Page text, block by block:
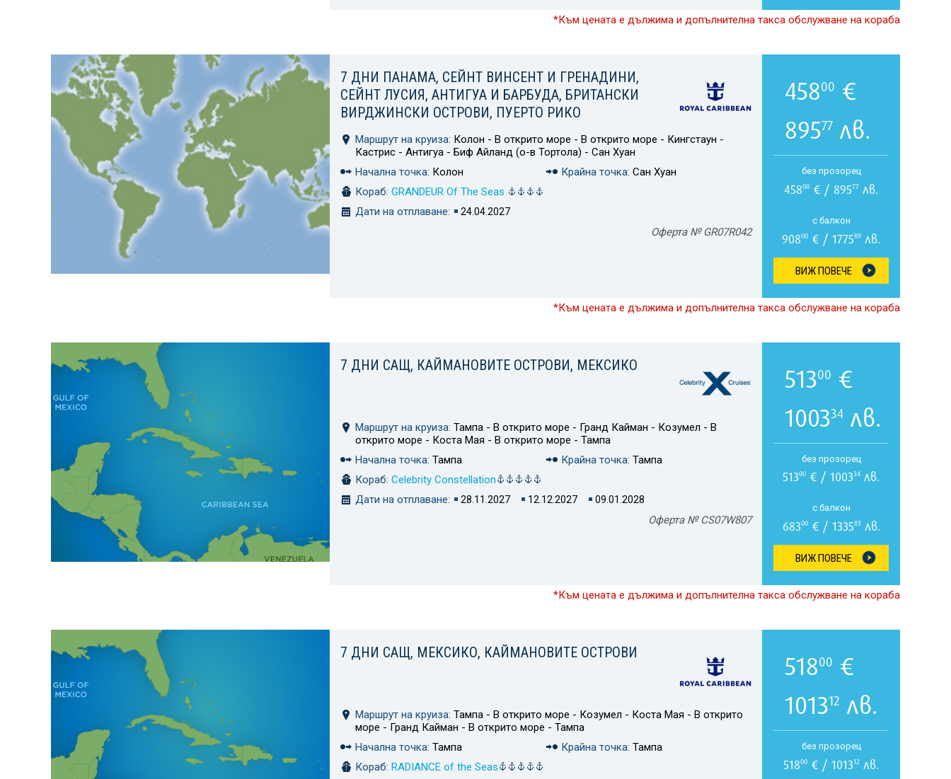
*Към цената е дължима и допълнителна такса обслужване на кораба
7 ДНИ ПАНАМА, СЕЙНТ ВИНСЕНТ И ГРЕНАДИНИ,
СЕЙНТ ЛУСИЯ, АНТИГУА И БАРБУДА, БРИТАНСКИ
ВИРДЖИНСКИ ОСТРОВИ, ПУЕРТО РИКО
Маршрут на круиза: Колон - В открито море - В открито море - Кингстаун -
Кастрис - Антигуа - Биф Айланд (о-в Тортола) - Сан Хуан
Начална точка: Колон Крайна точка: Сан Хуан
Кораб: GRANDEUR Of The Seas
Дати на отплаване:
24.04.2027
Оферта № GR07R042
45800 €
89577 лв.
без прозорец
45800 € / 89577 лв.
с балкон
90800 € / 177589 лв.
ВИЖ ПОВЕЧЕ
*Към цената е дължима и допълнителна такса обслужване на кораба
7 ДНИ САЩ, КАЙМАНОВИТЕ ОСТРОВИ, МЕКСИКО
Маршрут на круиза: Тампа - В открито море - Гранд Кайман - Козумел - В
открито море - Коста Мая - В открито море - Тампа
Начална точка: Тампа Крайна точка: Тампа
Кораб: Celebrity Constellation
Дати на отплаване:
28.11.2027 12.12.2027 09.01.2028
Оферта № CS07W807
51300 €
100334 лв.
без прозорец
51300 € / 100334 лв.
с балкон
68300€ / 133583лв.
ВИЖ ПОВЕЧЕ
*Към цената е дължима и допълнителна такса обслужване на кораба
7 ДНИ САЩ, МЕКСИКО, КАЙМАНОВИТЕ ОСТРОВИ
Маршрут на круиза: Тампа - В открито море - Козумел - Коста Мая - В открито
море - Гранд Кайман - В открито море - Тампа
Начална точка: Тампа Крайна точка: Тампа
Кораб: RADIANCE of the Seas
51800 €
101312 лв.
без прозорец
51800 € / 101312 лв.